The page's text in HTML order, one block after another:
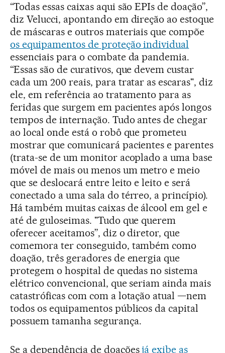
“Todas essas caixas aqui são EPIs de doação”,
diz Velucci, apontando em direção ao estoque
de máscaras e outros materiais que compõe
os equipamentos de proteção individual
essenciais para o combate da pandemia.
“Essas são de curativos, que devem custar
cada um 200 reais, para tratar as escaras", diz
ele, em referência ao tratamento para as
feridas que surgem em pacientes após longos
tempos de internação. Tudo antes de chegar
ao local onde está o robô que prometeu
mostrar que comunicará pacientes e parentes
(trata-se de um monitor acoplado a uma base
móvel de mais ou menos um metro e meio
que se deslocará entre leito e leito e será
conectado a uma sala do térreo, a princípio).
Há também muitas caixas de álcool em gel e
até de guloseimas. "Tudo que querem
oferecer aceitamos”, diz o diretor, que
comemora ter conseguido, também como
doação, três geradores de energia que
protegem o hospital de quedas no sistema
elétrico convencional, que seriam ainda mais
catastróficas com com a lotação atual —nem
todos os equipamentos públicos da capital
possuem tamanha segurança.
Se a dependência de doaçõesjá exibe as